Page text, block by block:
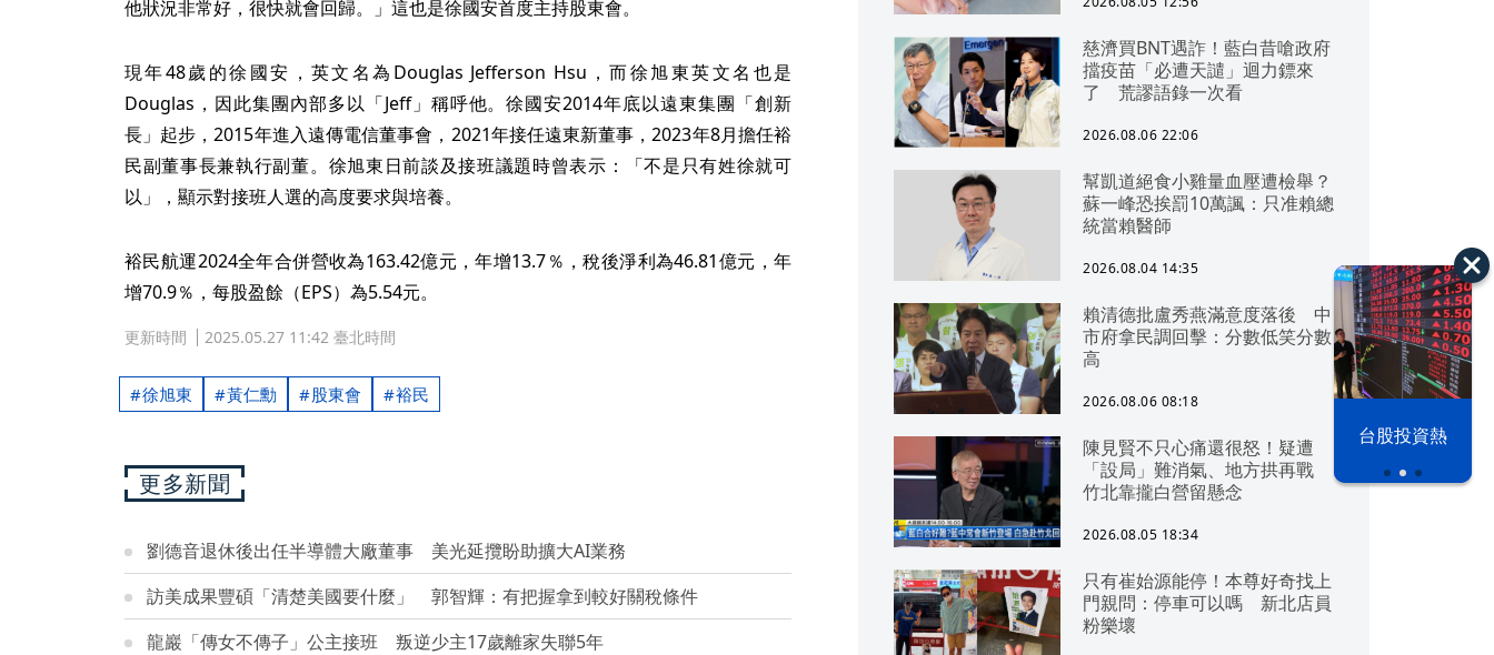
漢光42演習 台股投資熱
以色列 穹頂
之下
他狀況非常好，很快就會回歸。」這也是徐國安首度主持股東會。
現年48歲的徐國安，英文名為Douglas Jefferson Hsu，而徐旭東英文名也是
Douglas，因此集團內部多以「Jeff」稱呼他。徐國安2014年底以遠東集團「創新
長」起步，2015年進入遠傳電信董事會，2021年接任遠東新董事，2023年8月擔任裕
民副董事長兼執行副董。徐旭東日前談及接班議題時曾表示：「不是只有姓徐就可
以」，顯示對接班人選的高度要求與培養。
裕民航運2024全年合併營收為163.42億元，年增13.7％，稅後淨利為46.81億元，年
增70.9％，每股盈餘（EPS）為5.54元。
更新時間 2025.05.27 11:42 臺北時間
徐旭東 黃仁勳 股東會 裕民
更多新聞
劉德音退休後出任半導體大廠董事 美光延攬盼助擴大AI業務
訪美成果豐碩「清楚美國要什麼」 郭智輝：有把握拿到較好關稅條件
龍巖「傳女不傳子」公主接班 叛逆少主17歲離家失聯5年
慈濟買BNT遇詐！藍白昔嗆政府
擋疫苗「必遭天譴」迴力鏢來
了 荒謬語錄一次看
2026.08.06 22:06
幫凱道絕食小雞量血壓遭檢舉？
蘇一峰恐挨罰10萬諷：只准賴總
統當賴醫師
2026.08.04 14:35
賴清德批盧秀燕滿意度落後 中
市府拿民調回擊：分數低笑分數
高
2026.08.06 08:18
陳見賢不只心痛還很怒！疑遭
「設局」難消氣、地方拱再戰
竹北靠攏白營留懸念
2026.08.05 18:34
只有崔始源能停！本尊好奇找上
門親問：停車可以嗎 新北店員
粉樂壞